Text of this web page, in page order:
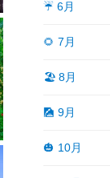
☔ 6月
🌻 7月
🏖 8月
🎑 9月
🎃 10月